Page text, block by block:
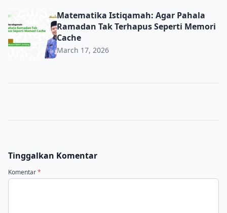
Matematika Istiqamah: Agar Pahala Ramadan Tak
Matematika Istiqamah: Agar Pahala
Ramadan Tak Terhapus Seperti Memori
Cache
March 17, 2026
Tinggalkan Komentar
Komentar*